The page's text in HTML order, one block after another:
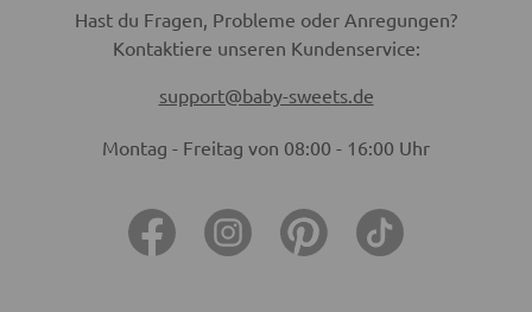
Hast du Fragen, Probleme oder Anregungen?
Kontaktiere unseren Kundenservice:
support@baby-sweets.de
Montag - Freitag von 08:00 - 16:00 Uhr